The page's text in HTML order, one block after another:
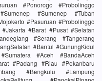
#Ponorogo #Probolinggo
#Sumenep #Tuban
#Pasuruan #Probolinggo
#Barat #Pusat #Selatan
#Serang #Tangerang
#Bantul #GunungKidul
#Aceh #BandaAceh
#Padang #Riau #Pekanbaru
#Bengkulu #Lampung